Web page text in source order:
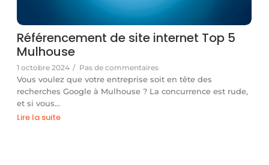
Référencement de site internet Top 5
Mulhouse
1 octobre 2024 / Pas de commentaires
Vous voulez que votre entreprise soit en tête des
recherches Google à Mulhouse ? La concurrence est rude,
et si vous…
Lire la suite